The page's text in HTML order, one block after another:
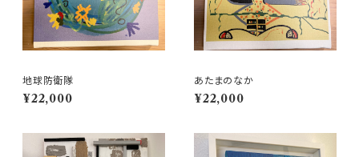
地球防衛隊
¥22,000
あたまのなか
¥22,000